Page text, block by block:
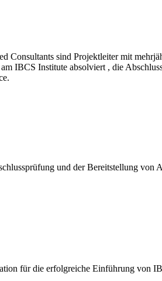
sind Projektleiter mit
IBCS Institute absolviert , die
und der Bereitstellung
für die erfolgreiche Einführung von